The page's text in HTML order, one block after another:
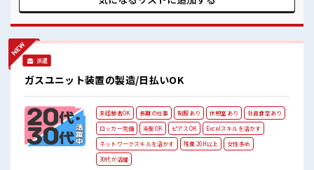
しょう！ ≪自分に合った期間で働ける≫ 福利厚生が整った派
ッシュ！ 持ち物が多いあなたにもぴったり☆ ロッカー付き職
場♪ 残業が多めだからしっかり稼ぎたい方にもオススメ！ 高
派遣
ガスユニット装置の製造/日払いOK
未経験者OK 長期の仕事 制服あり 休憩室あり
社員食堂あり
ロッカー完備
染髪OK ピアスOK
Excelスキルを活かす
ネットワークスキルを活かす
残業 20H以上
女性多め
30代が活躍